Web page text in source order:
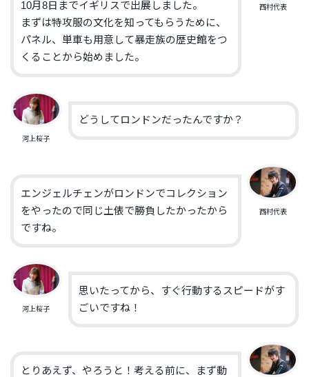
西村代表
10月8日までイギリスで出展しました。
まずは特攻服の文化を知ってもらうために、
パネル、単車も用意して暴走族の歴史館をつ
くることから始めました。
河上桜子
どうしてロンドンだったんですか？
西村代表
エンジェルチェンがロンドンでコレクション
をやったので同じ土俵で勝負したかったから
ですね。
河上桜子
思いたってから、すぐ行動するスピードがす
ごいですね！
とりあえず、やろうと！考える前に、まず動